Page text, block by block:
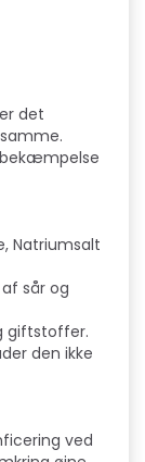
det
bekæmpelse
Natriumsalt
sår og
giftstoffer.
den ikke
ved